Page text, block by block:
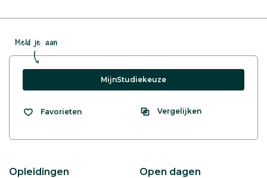
Meld je aan
MijnStudiekeuze
Favorieten Vergelijken
Opleidingen Open dagen